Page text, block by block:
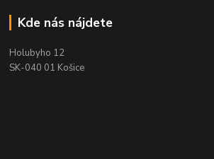
Kde nás nájdete
Holubyho 12
SK-040 01 Košice